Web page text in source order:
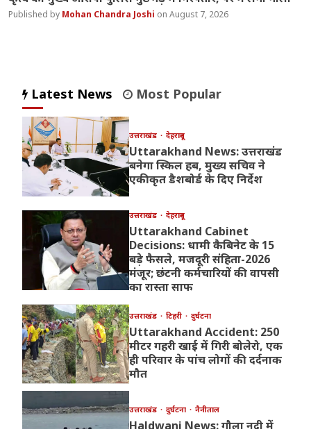
Mohan Chandra Joshi August 7, 2026
Latest News Most Popular
उत्तराखंड देहरादून
Uttarakhand News: उत्तराखंड
बनेगा स्किल हब, मुख्य सचिव ने
एकीकृत डैशबोर्ड के दिए निर्देश
उत्तराखंड देहरादून
Uttarakhand Cabinet
Decisions: धामी कैबिनेट के 15
बड़े फैसले, मजदूरी संहिता-2026
मंजूर; छंटनी कर्मचारियों की वापसी
का रास्ता साफ
उत्तराखंड टिहरी दुर्घटना
Uttarakhand Accident: 250
मीटर गहरी खाई में गिरी बोलेरो, एक
ही परिवार के पांच लोगों की दर्दनाक
मौत
उत्तराखंड दुर्घटना नैनीताल
Haldwani News: गौला नदी में